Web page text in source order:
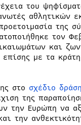
του
αθλητικών
της
τον
και
με τα
στο σχέδιο
της
την Ευρώπη να
την